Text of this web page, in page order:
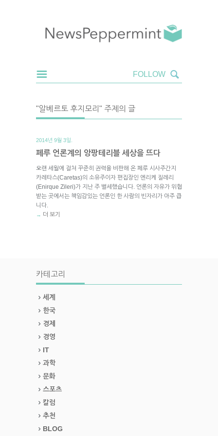
"알베르토 후지모리" 주제의 글
2014년 9월 3일.
페루 언론계의 앙팡테리블 세상을 뜨다
오랜 세월에 걸쳐 꾸준히 권력을 비판해 온 페루 시사주간지
카레타스(Caretas)의 소유주이자 편집장인 엔리케 질레리
(Enirque Zileri)가 지난 주 별세했습니다. 언론의 자유가 위협
받는 곳에서는 책임감있는 언론인 한 사람의 빈자리가 아주 큽
니다.
→ 더 보기
카테고리
세계
한국
경제
경영
IT
과학
문화
스포츠
칼럼
추천
BLOG